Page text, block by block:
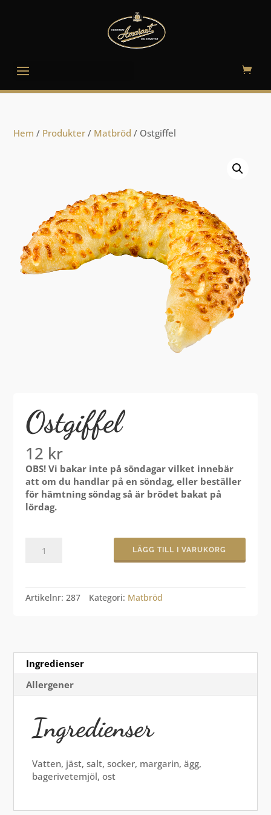
Välj en sida
Hem / Produkter / Matbröd / Ostgiffel
Ostgiffel
12 kr
OBS! Vi bakar inte på söndagar vilket innebär
att om du handlar på en söndag, eller beställer
för hämtning söndag så är brödet bakat på
lördag.
mängd
LÄGG TILL I VARUKORG
Artikelnr:287 Kategori: Matbröd
Ingredienser
Allergener
Ingredienser
Vatten, jäst, salt, socker, margarin, ägg,
bagerivetemjöl, ost